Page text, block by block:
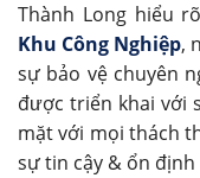
Thành Long hiểu
Khu Công Nghiệp,
sự bảo vệ chuyên
được triển khai với
mặt với mọi thách
sự tin cậy & ổn